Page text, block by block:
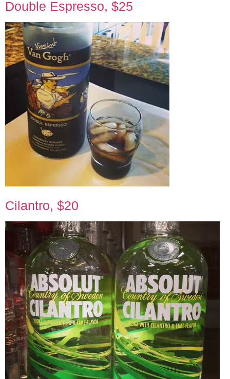
Double Espresso, $25
Cilantro, $20